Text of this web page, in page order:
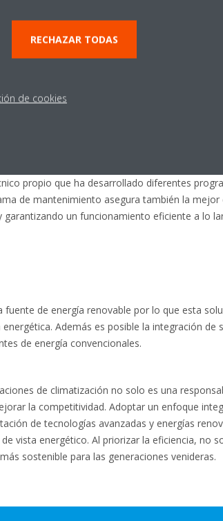
muy eficiente, otro punto a tener en
el sistema de control planteado no permite
múltiples soluciones de control, que
más avanzados y
a la unidad es clave para garantizar el
propio que ha desarrollado diferentes
de mantenimiento asegura también la
un funcionamiento eficiente a lo
de energía renovable por lo que esta
Además es posible la integración
de energía convencionales.
de climatización no solo es una
la competitividad. Adoptar un enfoque
de tecnologías avanzadas y energías
vista energético. Al priorizar la eficiencia, no
sostenible para las generaciones venideras.
RECHAZAR TODAS
de cookies